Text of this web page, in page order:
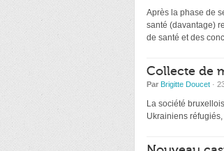
Après la phase de
santé (davantage)
de santé et des
Collecte de
Par Brigitte Doucet ·
La société
Ukrainiens réfugiés,